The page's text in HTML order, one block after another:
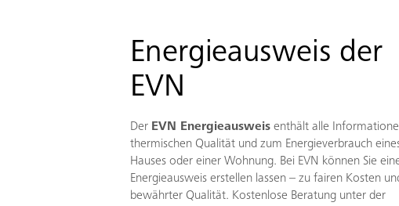
Energieausweis der
EVN
Der EVN Energieausweis enthält alle
thermischen Qualität und zum Energieverbrauch
Hauses oder einer Wohnung. Bei EVN können Sie
Energieausweis erstellen lassen – zu fairen Kosten
bewährter Qualität. Kostenlose Beratung unter der